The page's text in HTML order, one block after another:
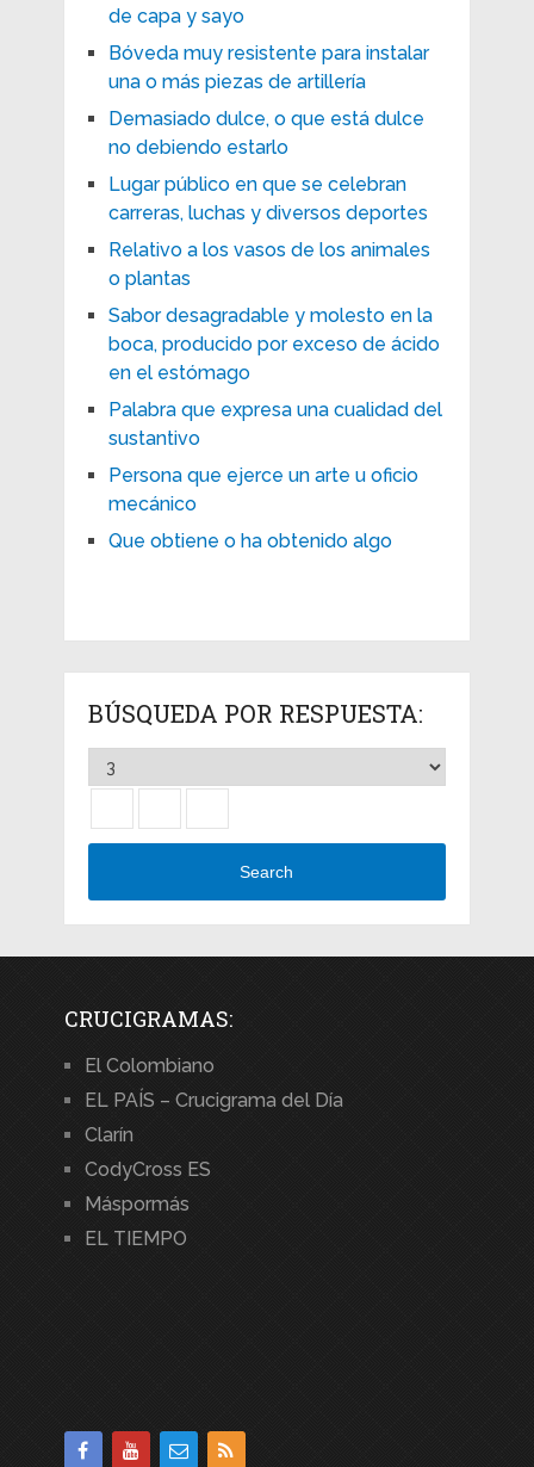
de capa y sayo
Bóveda muy resistente para instalar
una o más piezas de artillería
Demasiado dulce, o que está dulce
no debiendo estarlo
Lugar público en que se celebran
carreras, luchas y diversos deportes
Relativo a los vasos de los animales
o plantas
Sabor desagradable y molesto en la
boca, producido por exceso de ácido
en el estómago
Palabra que expresa una cualidad del
sustantivo
Persona que ejerce un arte u oficio
mecánico
Que obtiene o ha obtenido algo
BÚSQUEDA POR RESPUESTA:
Search
CRUCIGRAMAS:
El Colombiano
EL PAÍS – Crucigrama del Día
Clarín
CodyCross ES
Máspormás
EL TIEMPO